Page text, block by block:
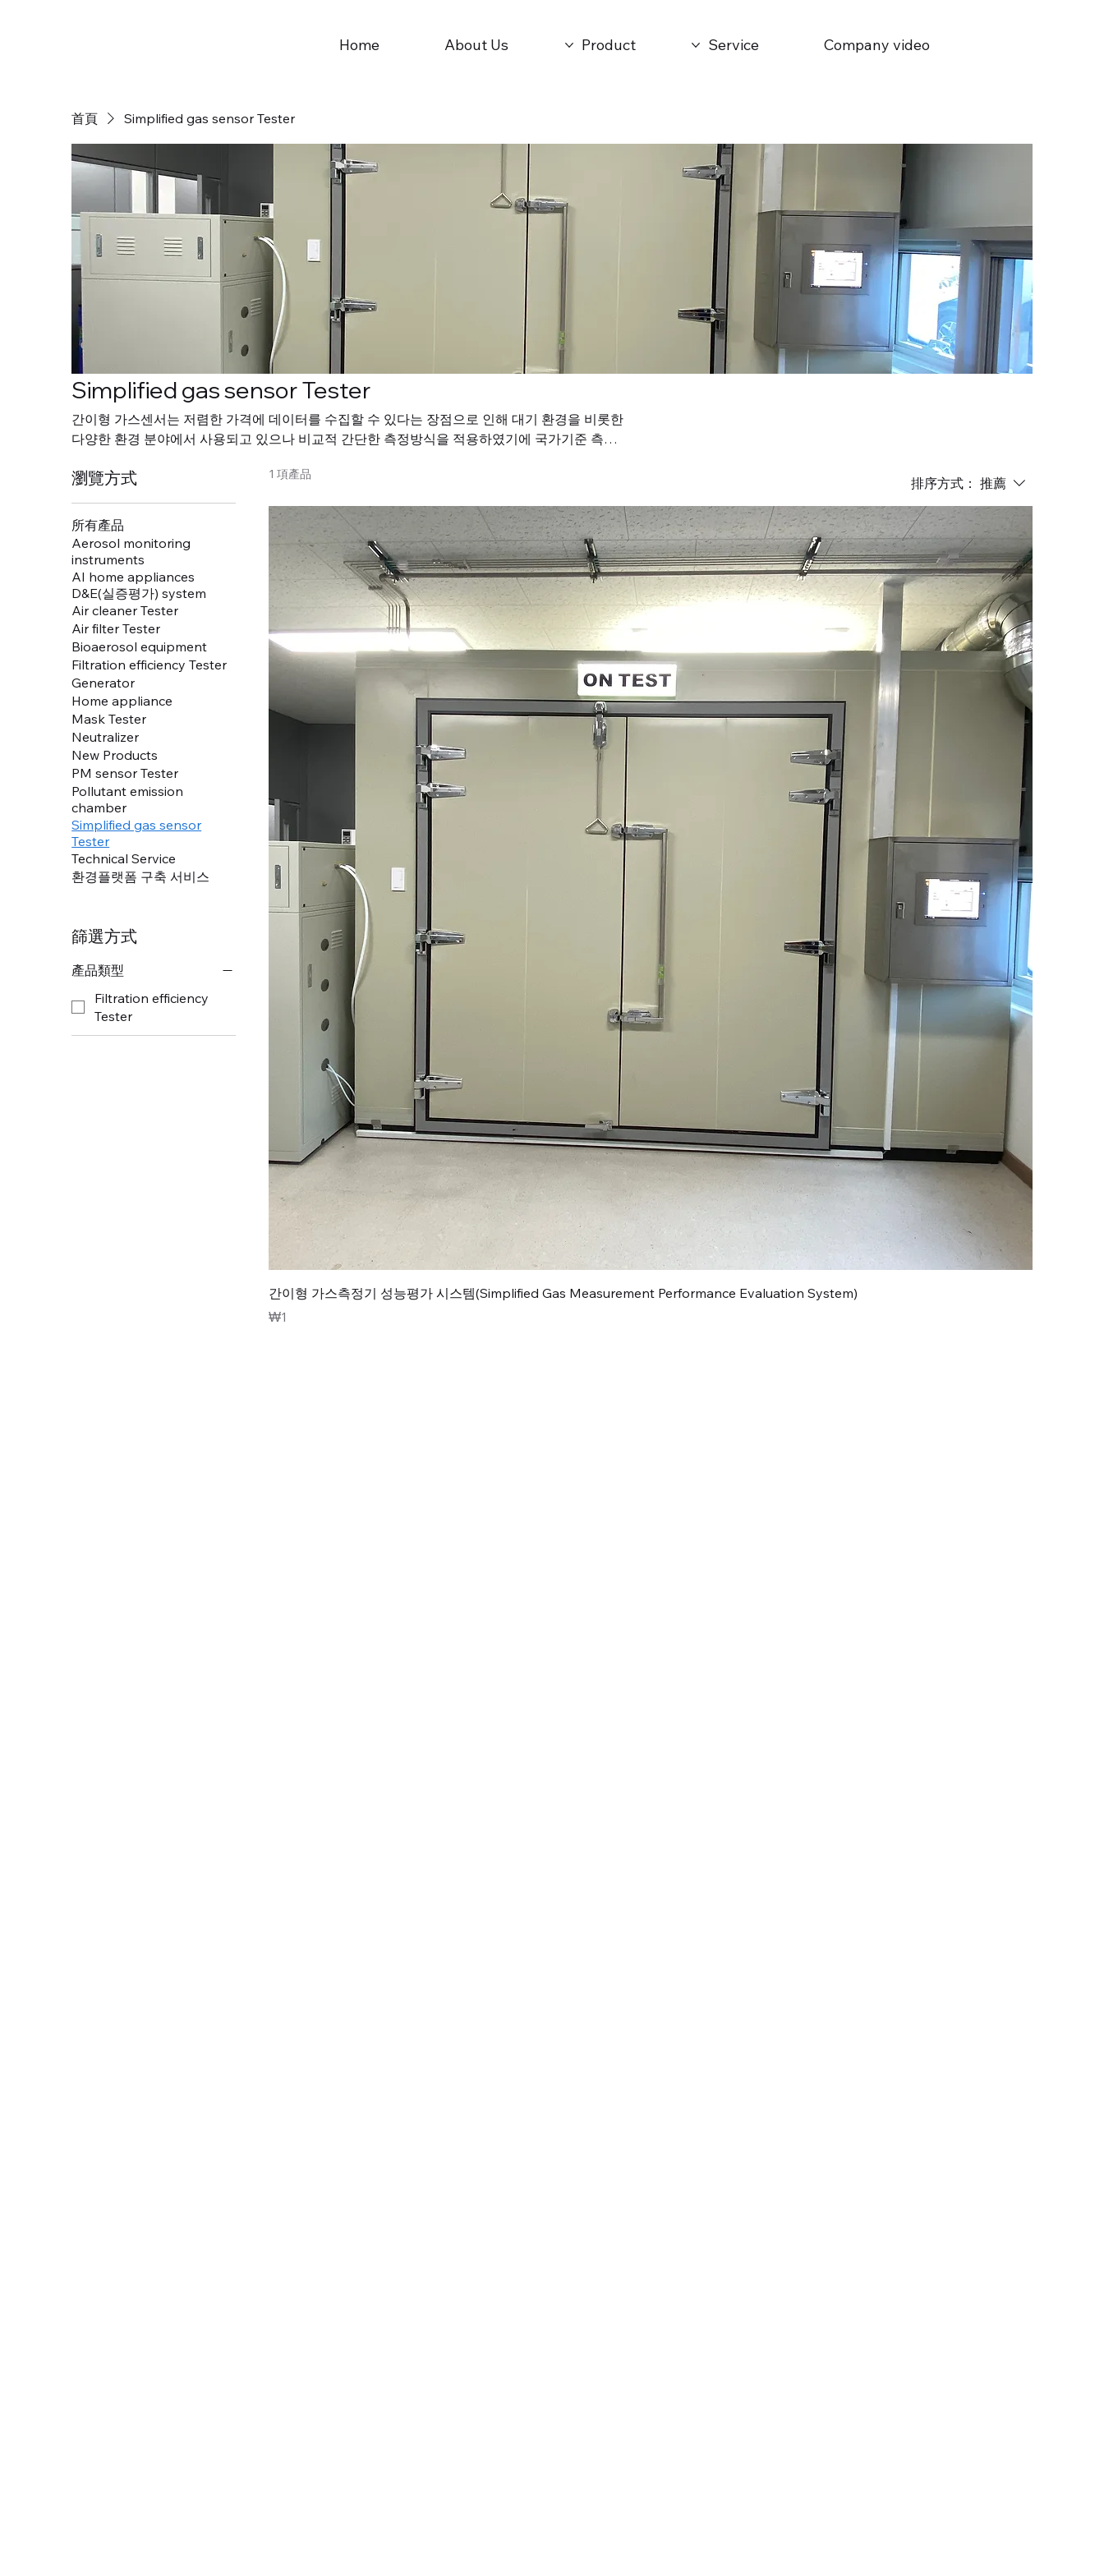
Home About Us Product Service Company video
首頁 Simplified gas sensor Tester
Simplified gas sensor Tester
간이형 가스센서는 저렴한 가격에 데이터를 수집할 수 있다는 장점으로 인해 대기 환경을 비롯한
다양한 환경 분야에서 사용되고 있으나 비교적 간단한 측정방식을 적용하였기에 국가기준 측정
이알티플러스의 ‘간이형 가스센서 성능평가 시스템’은 가스센서의 주요 성능을 손쉽게 점검할 수
맞춤 설계변경이 가능하여 다양한 분야에 활용 및 사용될 수 있습니다.
瀏覽方式
所有產品
Aerosol monitoring
instruments
AI home appliances
D&E(실증평가) system
Air cleaner Tester
Air filter Tester
Bioaerosol equipment
Filtration efficiency Tester
Generator
Home appliance
Mask Tester
Neutralizer
New Products
PM sensor Tester
Pollutant emission
chamber
Simplified gas sensor
Tester
Technical Service
환경플랫폼 구축 서비스
篩選方式
產品類型
Filtration efficiency
Tester
1 項產品
排序方式： 推薦
간이형 가스측정기 성능평가 시스템(Simplified Gas Measurement Performance Evaluation System)
價格
₩1